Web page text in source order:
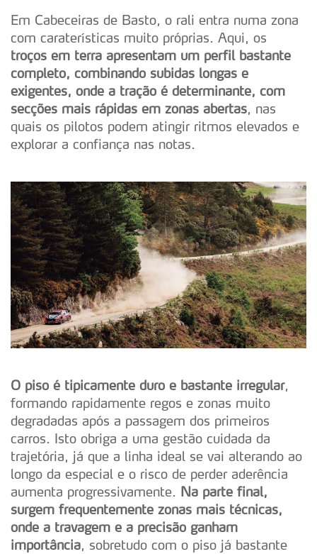
Em Cabeceiras de Basto, o rali entra numa zona
com caraterísticas muito próprias. Aqui, os
troços em terra apresentam um perfil bastante
completo, combinando subidas longas e
exigentes, onde a tração é determinante, com
secções mais rápidas em zonas abertas, nas
quais os pilotos podem atingir ritmos elevados e
explorar a confiança nas notas.
O piso é tipicamente duro e bastante irregular,
formando rapidamente regos e zonas muito
degradadas após a passagem dos primeiros
carros. Isto obriga a uma gestão cuidada da
trajetória, já que a linha ideal se vai alterando ao
longo da especial e o risco de perder aderência
aumenta progressivamente. Na parte final,
surgem frequentemente zonas mais técnicas,
onde a travagem e a precisão ganham
importância, sobretudo com o piso já bastante